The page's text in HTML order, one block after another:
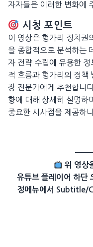
자자들은 이러한 변화에
시청 포인트
이 영상은 헝가리 정치권
을 종합적으로 분석하는
자 전략 수립에 유용한 정
적 흐름과 헝가리의 정책
장 전문가에게 추천합니
향에 대해 상세히 설명하
중요한 시사점을 제공하
위 영상
유튜브 플레이어 하단
정메뉴에서 Subtitle/